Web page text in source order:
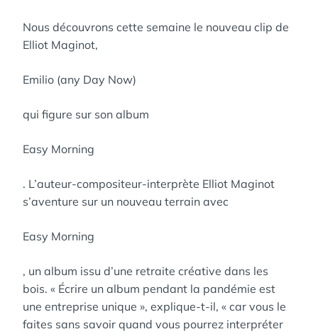
Nous découvrons cette semaine le nouveau clip de
Elliot Maginot,
Emilio (any Day Now)
qui figure sur son album
Easy Morning
. L’auteur-compositeur-interprète Elliot Maginot
s’aventure sur un nouveau terrain avec
Easy Morning
, un album issu d’une retraite créative dans les
bois. « Écrire un album pendant la pandémie est
une entreprise unique », explique-t-il, « car vous le
faites sans savoir quand vous pourrez interpréter